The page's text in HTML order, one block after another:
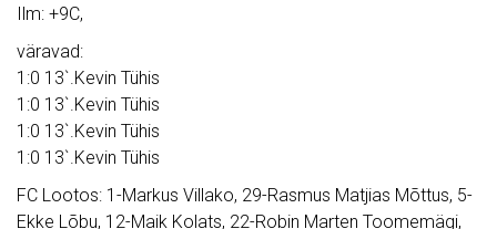
Ilm: +9C,
väravad:
1:0 13`.Kevin Tühis
1:0 13`.Kevin Tühis
1:0 13`.Kevin Tühis
1:0 13`.Kevin Tühis
FC Lootos: 1-Markus Villako, 29-Rasmus Matjias Mõttus, 5-
Ekke Lõbu, 12-Maik Kolats, 22-Robin Marten Toomemägi,